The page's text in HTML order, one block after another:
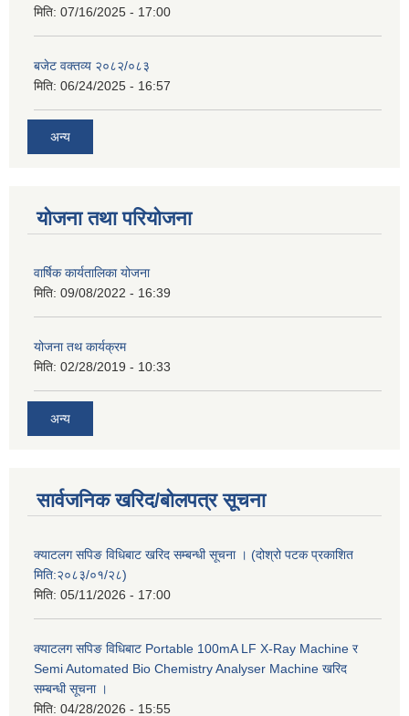
मिति: 07/16/2025 - 17:00
बजेट वक्तव्य २०८२/०८३
मिति: 06/24/2025 - 16:57
अन्य
योजना तथा परियोजना
वार्षिक कार्यतालिका योजना
मिति: 09/08/2022 - 16:39
योजना तथ कार्यक्रम
मिति: 02/28/2019 - 10:33
अन्य
सार्वजनिक खरिद/बोलपत्र सूचना
क्याटलग सपिङ विधिबाट खरिद सम्बन्धी सूचना । (दोश्रो पटक प्रकाशित
मिति:२०८३/०१/२८)
मिति: 05/11/2026 - 17:00
क्याटलग सपिङ विधिबाट Portable 100mA LF X-Ray Machine र
Semi Automated Bio Chemistry Analyser Machine खरिद
सम्बन्धी सूचना ।
मिति: 04/28/2026 - 15:55